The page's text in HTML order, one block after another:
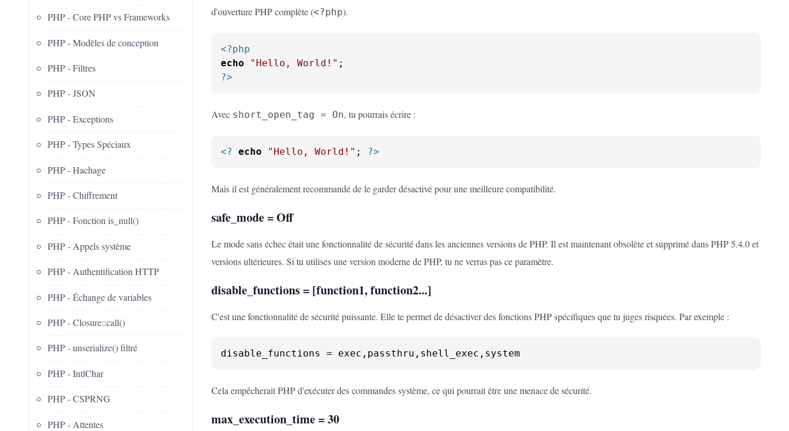
PHP - Core PHP vs Frameworks
PHP - Modèles de conception
PHP - Filtres
PHP - JSON
PHP - Exceptions
PHP - Types Spéciaux
PHP - Hachage
PHP - Chiffrement
PHP - Fonction is_null()
PHP - Appels système
PHP - Authentification HTTP
PHP - Échange de variables
PHP - Closure::call()
PHP - unserialize() filtré
PHP - IntlChar
PHP - CSPRNG
PHP - Attentes
d'ouverture PHP complète (<?php).
<?php
echo
"Hello, World!"
?>
Avec short_open_tag = On, tu pourrais écrire :
<? echo "Hello, World!" ; ?>
Mais il est généralement recommandé de le garder désactivé pour une meilleure compatibilité.
safe_mode = Off
Le mode sans échec était une fonctionnalité de sécurité dans les anciennes versions de PHP. Il est maintenant obsolète et supprimé dans PHP 5.4.0 et
versions ultérieures. Si tu utilises une version moderne de PHP, tu ne verras pas ce paramètre.
disable_functions = [function1, function2...]
C'est une fonctionnalité de sécurité puissante. Elle te permet de désactiver des fonctions PHP spécifiques que tu juges risquées. Par exemple :
disable_functions = exec,passthru,shell_exec,system
Cela empêcherait PHP d'exécuter des commandes système, ce qui pourrait être une menace de sécurité.
max_execution_time = 30